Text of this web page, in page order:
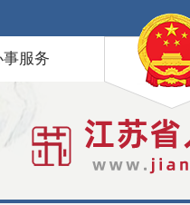
事服务